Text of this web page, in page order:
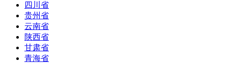
四川省
贵州省
云南省
陕西省
甘肃省
青海省